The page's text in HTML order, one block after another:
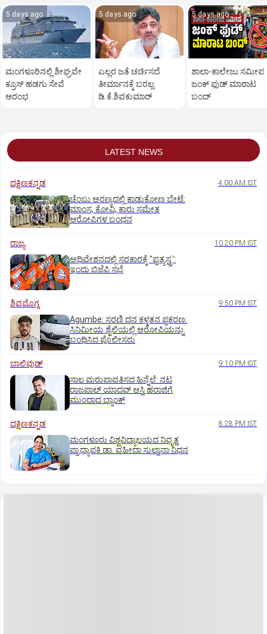
5 days ago
ಮಂಗಳೂರಿನಲ್ಲಿ ಶೀಘ್ರವೇ
ಕ್ರೂಸ್‌ ಹಡಗು ಸೇವೆ
ಆರಂಭ
5 days ago
ಎಲ್ಲರ ಜತೆ ಚರ್ಚಿಸದೆ
ತೀರ್ಮಾನಕ್ಕೆ ಬರಲ್ಲ:
ಡಿ.ಕೆ.ಶಿವಕುಮಾರ್‌
5 days ago
ಶಾಲಾ-ಕಾಲೇಜು ಸಮೀಪ
ಜಂಕ್‌ ಫುಡ್‌ ಮಾರಾಟ
ಬಂದ್‌
LATEST NEWS
ದಕ್ಷಿಣಕನ್ನಡ 4:00 AM IST
ಚೆಂಬು ಅರಣ್ಯದಲ್ಲಿ ಕಾಡುಕೋಣ ಬೇಟೆ:
ಮಾಂಸ, ಕೋವಿ, ಕಾರು ಸಮೇತ
ಆರೋಪಿಗಳ ಬಂಧನ
ರಾಜ್ಯ 10:20 PM IST
ಅಧಿವೇಶನದಲ್ಲಿ ಸರಕಾರಕ್ಕೆ "ಪ್ರತ್ಯಸ್ತ್ರ':
ಇಂದು ಬಿಜೆಪಿ ಸಭೆ
ಶಿವಮೊಗ್ಗ 9:50 PM IST
Agumbe: ಸರಣಿ ದನ ಕಳ್ಳತನ ಪ್ರಕರಣ:
ಸಿನಿಮೀಯ ಶೈಲಿಯಲ್ಲಿ ಆರೋಪಿಯನ್ನು
ಬಂಧಿಸಿದ ಪೊಲೀಸರು
ಬಾಲಿವುಡ್‌ 9:10 PM IST
ಸಾಲ ಮರುಪಾವತಿಸದ ಹಿನ್ನೆಲೆ: ನಟ
ರಾಜಪಾಲ್ ಯಾದವ್‌ ಆಸ್ತಿ ಹರಾಜಿಗೆ
ಮುಂದಾದ ಬ್ಯಾಂಕ್
ದಕ್ಷಿಣಕನ್ನಡ 8:28 PM IST
ಮಂಗಳೂರು ವಿಶ್ವವಿದ್ಯಾಲಯದ ನಿವೃತ್ತ
ಪ್ರಾಧ್ಯಾಪಕಿ ಡಾ. ವಹೀದಾ ಸುಲ್ತಾನಾ ನಿಧನ